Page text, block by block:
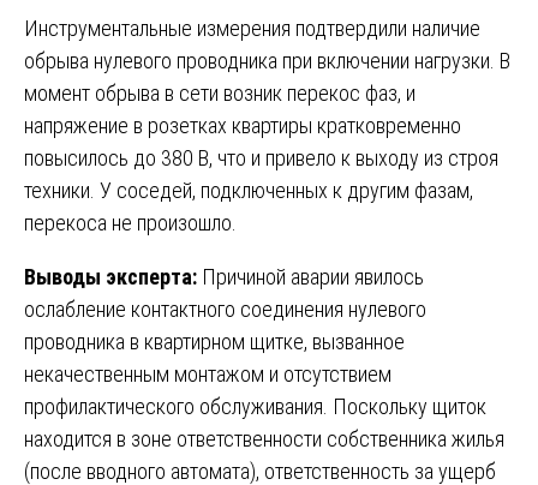
Инструментальные измерения подтвердили наличие
обрыва нулевого проводника при включении нагрузки. В
момент обрыва в сети возник перекос фаз, и
напряжение в розетках квартиры кратковременно
повысилось до 380 В, что и привело к выходу из строя
техники. У соседей, подключенных к другим фазам,
перекоса не произошло.
Выводы эксперта: Причиной аварии явилось
ослабление контактного соединения нулевого
проводника в квартирном щитке, вызванное
некачественным монтажом и отсутствием
профилактического обслуживания. Поскольку щиток
находится в зоне ответственности собственника жилья
(после вводного автомата), ответственность за ущерб